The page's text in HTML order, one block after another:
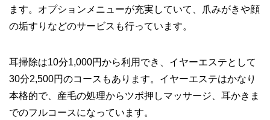
ます。オプションメニューが充実していて、爪みがきや顔
の垢すりなどのサービスも行っています。
耳掃除は10分1,000円から利用でき、イヤーエステとして
30分2,500円のコースもあります。イヤーエステはかなり
本格的で、産毛の処理からツボ押しマッサージ、耳かきま
でのフルコースになっています。